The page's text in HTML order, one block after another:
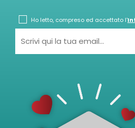
Ho letto, compreso ed accettato l'